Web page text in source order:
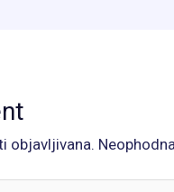
objavljivana.